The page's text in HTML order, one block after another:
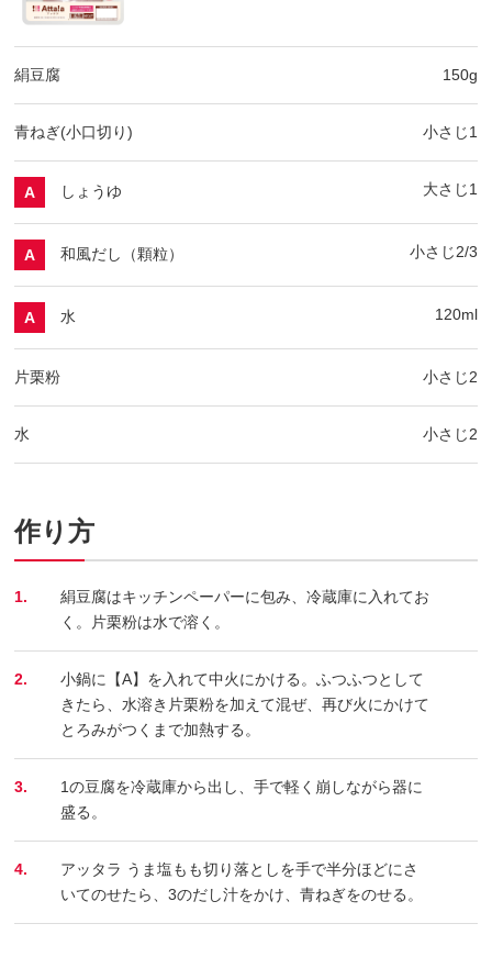
絹豆腐 150g
青ねぎ(小口切り) 小さじ1
A しょうゆ 大さじ1
A 和風だし（顆粒） 小さじ2/3
A 水 120ml
片栗粉 小さじ2
水 小さじ2
作り方
1.
絹豆腐はキッチンペーパーに包み、冷蔵庫に入れてお
く。片栗粉は水で溶く。
2.
小鍋に【A】を入れて中火にかける。ふつふつとして
きたら、水溶き片栗粉を加えて混ぜ、再び火にかけて
とろみがつくまで加熱する。
3.
1の豆腐を冷蔵庫から出し、手で軽く崩しながら器に
盛る。
4.
アッタラ うま塩もも切り落としを手で半分ほどにさ
いてのせたら、3のだし汁をかけ、青ねぎをのせる。